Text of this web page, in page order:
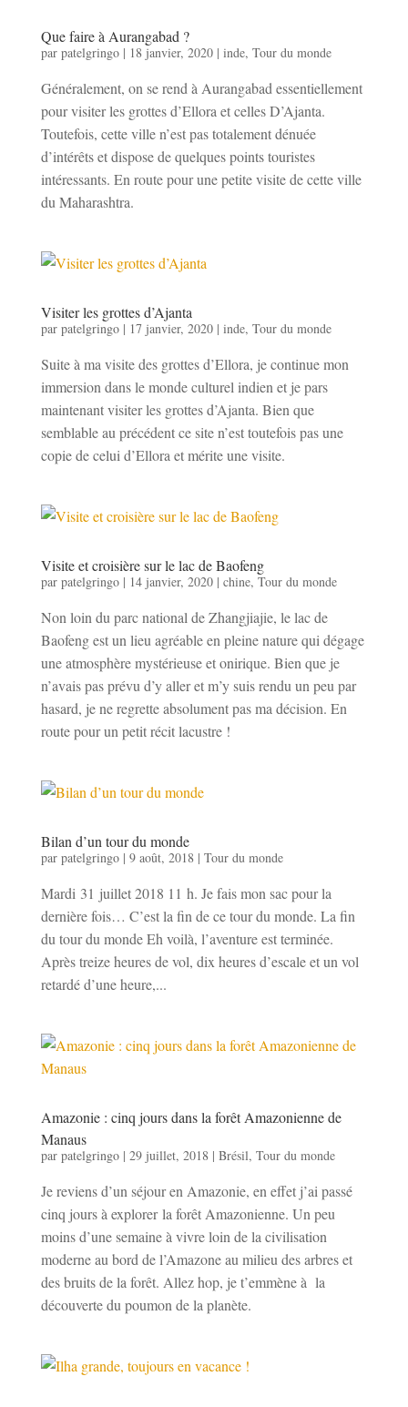
Que faire à Aurangabad ?
par patelgringo| 18 janvier, 2020| inde, Tour du monde
Généralement, on se rend à Aurangabad essentiellement
pour visiter les grottes d’Ellora et celles D’Ajanta.
Toutefois, cette ville n’est pas totalement dénuée
d’intérêts et dispose de quelques points touristes
intéressants. En route pour une petite visite de cette ville
du Maharashtra.
Visiter les grottes d’Ajanta
par patelgringo| 17 janvier, 2020| inde, Tour du monde
Suite à ma visite des grottes d’Ellora, je continue mon
immersion dans le monde culturel indien et je pars
maintenant visiter les grottes d’Ajanta. Bien que
semblable au précédent ce site n’est toutefois pas une
copie de celui d’Ellora et mérite une visite.
Visite et croisière sur le lac de Baofeng
par patelgringo| 14 janvier, 2020| chine, Tour du monde
Non loin du parc national de Zhangjiajie, le lac de
Baofeng est un lieu agréable en pleine nature qui dégage
une atmosphère mystérieuse et onirique. Bien que je
n’avais pas prévu d’y aller et m’y suis rendu un peu par
hasard, je ne regrette absolument pas ma décision. En
route pour un petit récit lacustre !
Bilan d’un tour du monde
par patelgringo| 9 août, 2018| Tour du monde
Mardi 31 juillet 2018 11 h. Je fais mon sac pour la
dernière fois… C’est la fin de ce tour du monde. La fin
du tour du monde Eh voilà, l’aventure est terminée.
Après treize heures de vol, dix heures d’escale et un vol
retardé d’une heure,...
Amazonie : cinq jours dans la forêt Amazonienne de
Manaus
par patelgringo| 29 juillet, 2018| Brésil, Tour du monde
Je reviens d’un séjour en Amazonie, en effet j’ai passé
cinq jours à explorer la forêt Amazonienne. Un peu
moins d’une semaine à vivre loin de la civilisation
moderne au bord de l’Amazone au milieu des arbres et
des bruits de la forêt. Allez hop, je t’emmène à la
découverte du poumon de la planète.